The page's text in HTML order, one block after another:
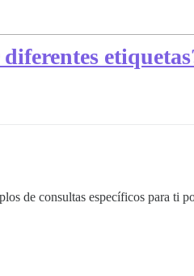
de consultas específicos para ti